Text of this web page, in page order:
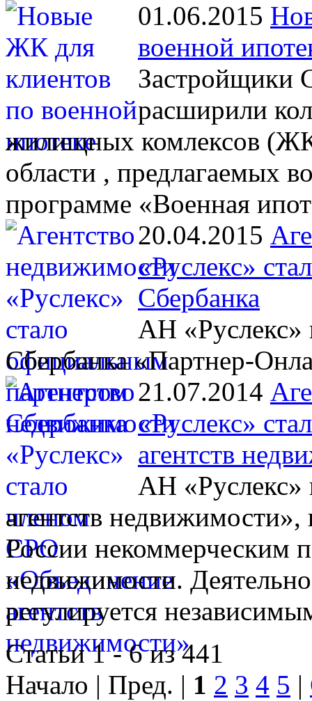
01.06.2015
военной
Застройщики
расширили
жилищных комлексов
области , предлагаемых
программе «Военная
20.04.2015
«Руслекс»
Сбербанка
АН «Руслекс»
Сбербанка «Партнер-
21.07.2014
«Руслекс»
агентств
АН «Руслекс»
агентств недвижимости»,
России некоммерческим
недвижимости.
регулируется
Статьи 1 - 6 из 441
Начало | Пред. | 1 2 3 4 5 |